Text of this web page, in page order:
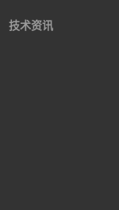
技术资讯